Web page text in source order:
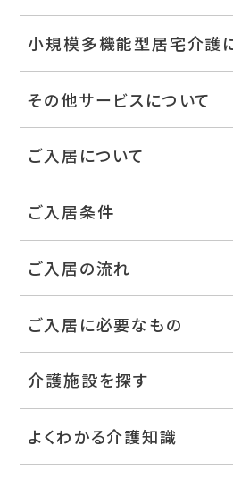
小規模多機能型居宅介護
その他サービスについて
ご入居について
ご入居条件
ご入居の流れ
ご入居に必要なもの
介護施設を探す
よくわかる介護知識